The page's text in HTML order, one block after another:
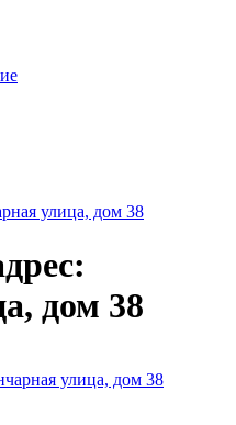
улица, дом 38
дом 38